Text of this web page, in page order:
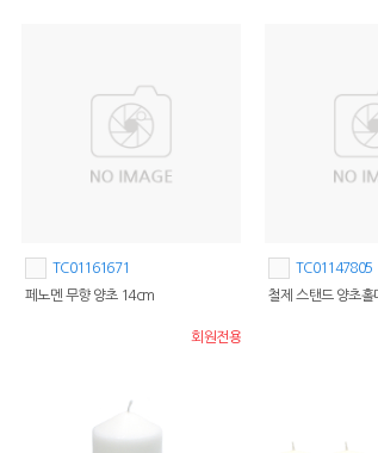
TC01161671
페노멘 무향 양초 14cm
회원전용
TC01147805
철제 스탠드 양초홀